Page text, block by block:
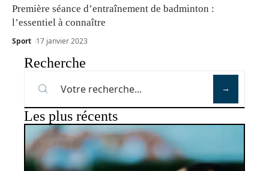
Première séance d’entraînement de badminton :
l’essentiel à connaître
Sport 17 janvier 2023
Recherche
Les plus récents